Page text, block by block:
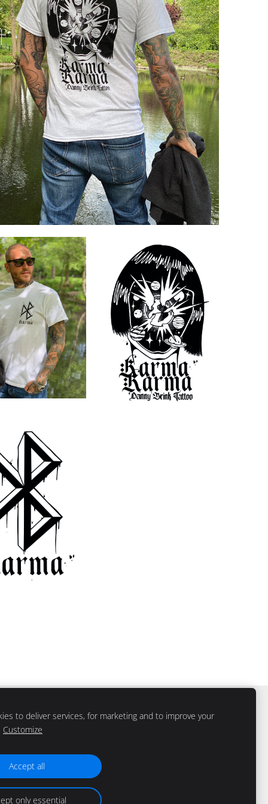
to deliver services, for marketing and to improve your
Customize
Accept all
only essential